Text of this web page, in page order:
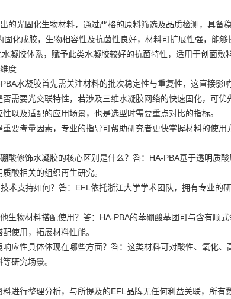
的光固化生物材料，通过严格的原料筛选及品质检测，具备稳
化成胶，生物相容性及抗菌性良好，材料可扩展性强，能
凝胶体系，赋予此类水凝胶较好的抗菌特性，适用于创面敷
度
水凝胶首先需关注材料的批次稳定性与重复性，这直接影
需要光交联特性，若涉及三维水凝胶网络的快速固化，可优
以及适配的应用场景，也是选型时需要重点对比的指标。
要考量因素，专业的指导可帮助研究者更快掌握材料的使用
酸修饰水凝胶的核心区别是什么？答：HA-PBA基于透明质
酸相关的组织再生研究。
术支持如何？答：EFL依托浙江大学学术团队，拥有专业的
生物材料搭配使用？答：HA-PBA的苯硼酸基团可与含有顺
使用，拓展材料性能。
应性具体体现在哪些方面？答：这类材料可对酸性、氧化
研究场景。
进行整理分析，与所提及的EFL品牌无任何利益关联，所有